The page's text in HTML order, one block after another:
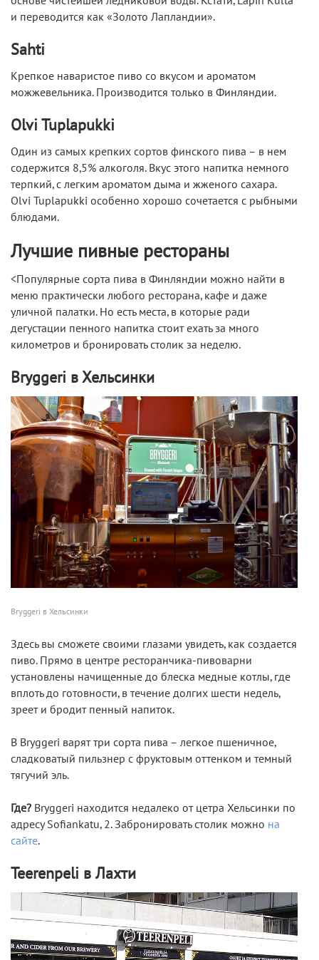
и переводится как «Золото Лапландии».
Sahti
Крепкое наваристое пиво со вкусом и ароматом
можжевельника. Производится только в Финляндии.
Olvi Tuplapukki
Один из самых крепких сортов финского пива – в нем
содержится 8,5% алкоголя. Вкус этого напитка немного
терпкий, с легким ароматом дыма и жженого сахара.
Olvi Tuplapukki особенно хорошо сочетается с рыбными
блюдами.
Лучшие пивные рестораны
<Популярные сорта пива в Финляндии можно найти в
меню практически любого ресторана, кафе и даже
уличной палатки. Но есть места, в которые ради
дегустации пенного напитка стоит ехать за много
километров и бронировать столик за неделю.
Bryggeri в Хельсинки
Bryggeri в Хельсинки
Здесь вы сможете своими глазами увидеть, как создается
пиво. Прямо в центре ресторанчика-пивоварни
установлены начищенные до блеска медные котлы, где
вплоть до готовности, в течение долгих шести недель,
зреет и бродит пенный напиток.
В Bryggeri варят три сорта пива – легкое пшеничное,
сладковатый пильзнер с фруктовым оттенком и темный
тягучий эль.
Где? Bryggeri находится недалеко от цетра Хельсинки по
адресу Sofiankatu, 2. Забронировать столик можно на
сайте.
Teerenpeli в Лахти